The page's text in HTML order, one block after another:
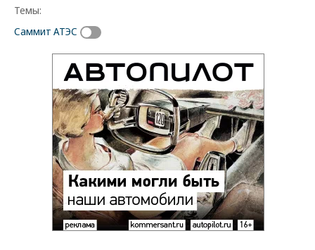
Темы:
Саммит АТЭС